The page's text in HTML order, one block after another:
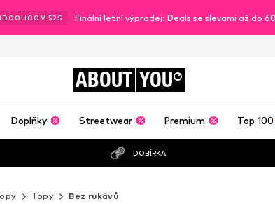
D 00H 00M 50 S Finální letní výprodej: Deals se slevami až do
ABOUT YOU
Doplňky Streetwear Premium Top 100
DOBÍRKA
Topy Bez rukávů